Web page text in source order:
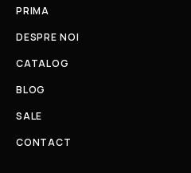
PRIMA
DESPRE NOI
CATALOG
BLOG
SALE
CONTACT